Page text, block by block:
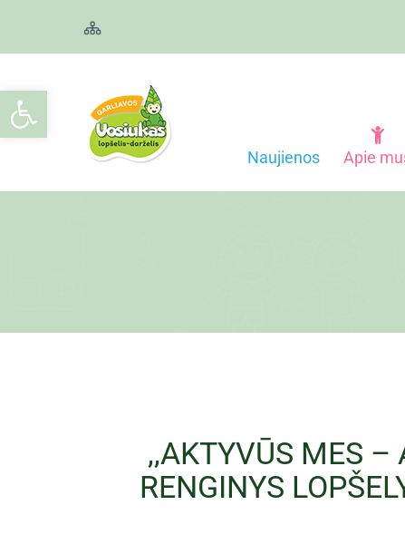
Open toolbar
Naujienos Apie
,,AKTYVŪS MES –
RENGINYS